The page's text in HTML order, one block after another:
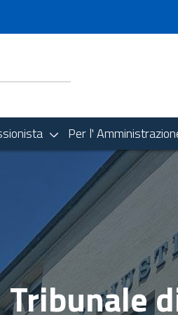
principali del sito. Premere i
-
Per l'
Tribunale